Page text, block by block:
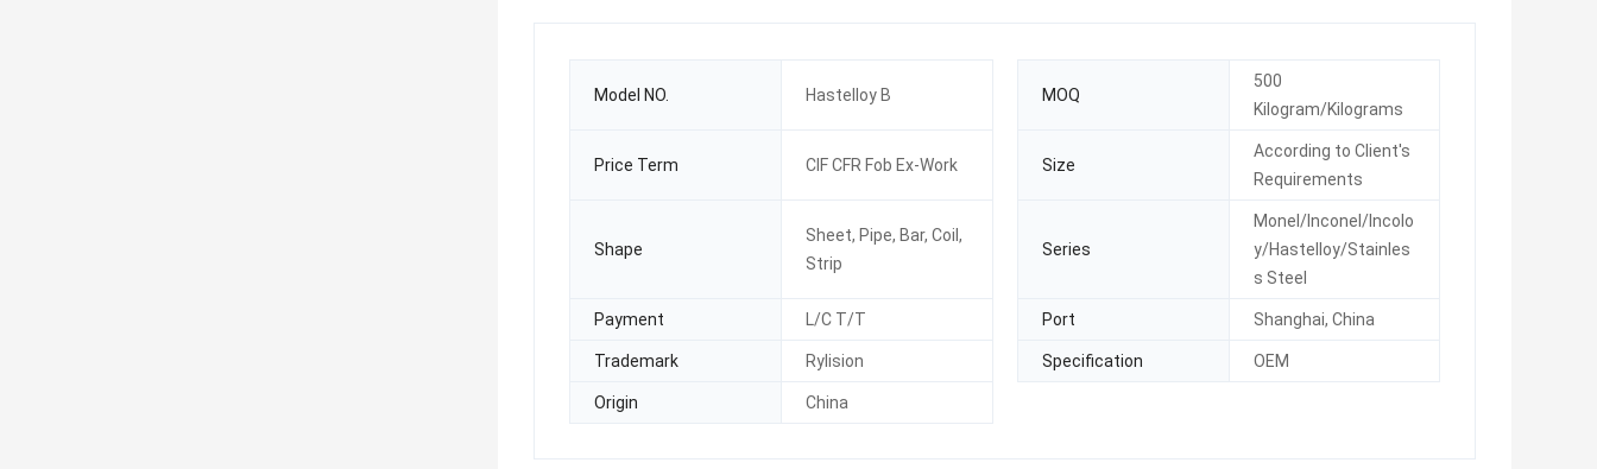
Model NO. Hastelloy B MOQ
500
Kilogram/Kilograms
Price Term CIF CFR Fob Ex-Work Size
According to Client′s
Requirements
Shape
Sheet, Pipe, Bar, Coil,
Strip
Series
Monel/Inconel/Incolo
y/Hastelloy/Stainles
s Steel
Payment L/C T/T Port Shanghai, China
Trademark Rylision Specification OEM
Origin China